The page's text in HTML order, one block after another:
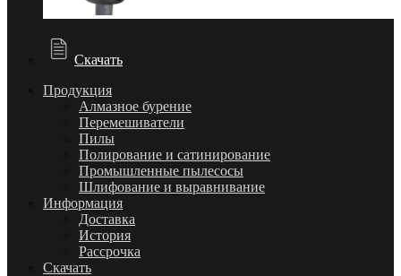
Скачать
Продукция
Алмазное бурение
Перемешиватели
Пилы
Полирование и сатинирование
Промышленные пылесосы
Шлифование и выравнивание
Информация
Доставка
История
Рассрочка
Скачать